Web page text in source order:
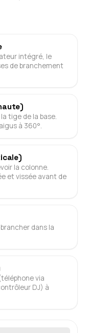
intégré, le
de branchement
tige de la base.
à 360°.
la colonne.
et vissée avant de
dans la
via
DJ) à